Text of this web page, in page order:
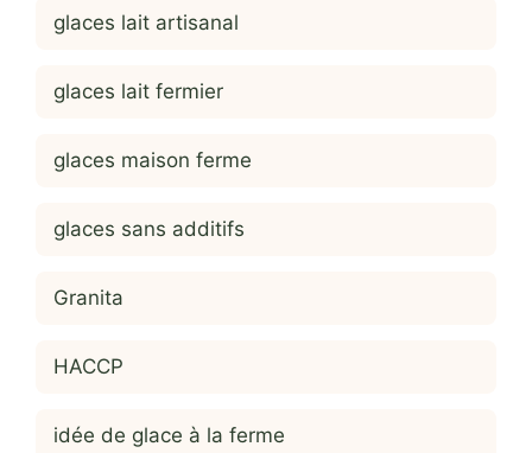
glaces lait artisanal
glaces lait fermier
glaces maison ferme
glaces sans additifs
Granita
HACCP
idée de glace à la ferme